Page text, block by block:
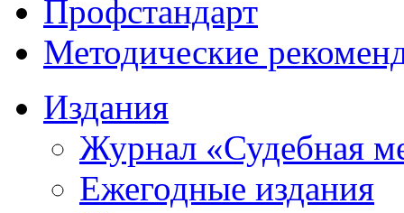
Профстандарт
Методические
Издания
Журнал «Судебная
Ежегодные издания